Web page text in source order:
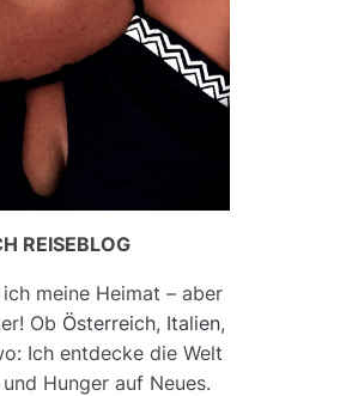
REISEBLOG
meine Heimat – aber
Ob Österreich, Italien,
Ich entdecke die Welt
Hunger auf Neues.